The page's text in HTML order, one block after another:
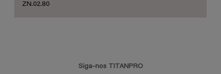
ZN.02.80
Siga-nos TITANPRO